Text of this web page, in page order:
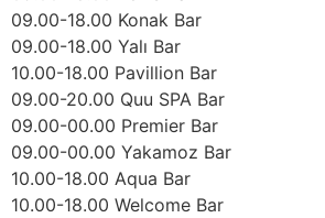
09.00-18.00 Konak Bar
09.00-18.00 Yalı Bar
10.00-18.00 Pavillion Bar
09.00-20.00 Quu SPA Bar
09.00-00.00 Premier Bar
09.00-00.00 Yakamoz Bar
10.00-18.00 Aqua Bar
10.00-18.00 Welcome Bar